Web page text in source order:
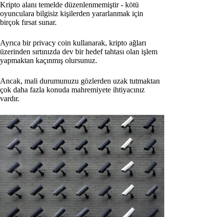
Kripto alanı temelde düzenlenmemiştir - kötü
oyunculara bilgisiz kişilerden yararlanmak için
birçok fırsat sunar.
Ayrıca bir privacy coin kullanarak, kripto ağları
üzerinden sırtınızda dev bir hedef tahtası olan işlem
yapmaktan kaçınmış olursunuz.
Ancak, mali durumunuzu gözlerden uzak tutmaktan
çok daha fazla konuda mahremiyete ihtiyacınız
vardır.